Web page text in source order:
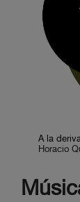
A la
Horacio